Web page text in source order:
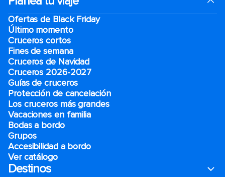
Ofertas de Black Friday
Último momento
Cruceros cortos
Fines de semana
Cruceros de Navidad
Cruceros 2026-2027
Guías de cruceros
Protección de cancelación
Los cruceros más grandes
Vacaciones en familia
Bodas a bordo
Grupos
Accesibilidad a bordo
Ver catálogo
Destinos